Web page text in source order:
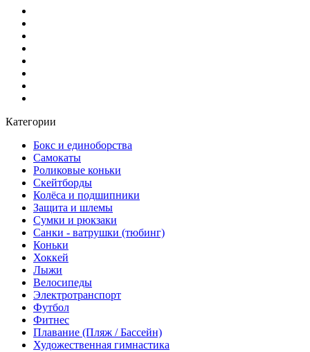
Категории
Бокс и единоборства
Самокаты
Роликовые коньки
Скейтборды
Колёса и подшипники
Защита и шлемы
Сумки и рюкзаки
Санки - ватрушки (тюбинг)
Коньки
Хоккей
Лыжи
Велосипеды
Электротранспорт
Футбол
Фитнес
Плавание (Пляж / Бассейн)
Художественная гимнастика